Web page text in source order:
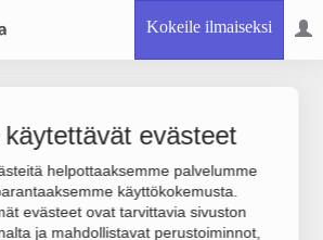
Kokeile ilmaiseksi
käytettävät evästeet
helpottaaksemme palvelumme
käyttökokemusta.
evästeet ovat tarvittavia sivuston
ja mahdollistavat perustoiminnot,
Rantapohja Oy
Oy liikevaihto on 1.2 milj. €, tulos 13